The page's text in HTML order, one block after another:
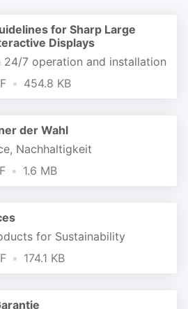
for Sharp Large
Displays
24/7 operation and installation
454.8 KB
der Wahl
Nachhaltigkeit
1.6 MB
for Sustainability
174.1 KB